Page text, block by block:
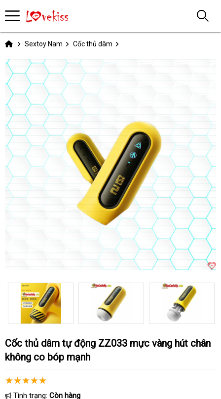
Sextoy Nam Cốc thủ dâm
Cốc thủ dâm tự động ZZ033 mực vàng hút chân
không co bóp mạnh
Tình trạng: Còn hàng